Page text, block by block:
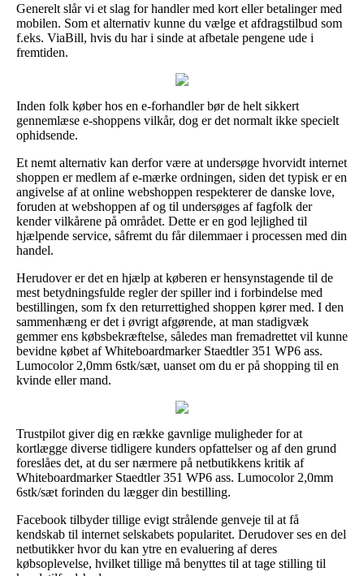
Generelt slår vi et slag for handler med kort eller betalinger med
mobilen. Som et alternativ kunne du vælge et afdragstilbud som
f.eks. ViaBill, hvis du har i sinde at afbetale pengene ude i
fremtiden.
Inden folk køber hos en e-forhandler bør de helt sikkert
gennemlæse e-shoppens vilkår, dog er det normalt ikke specielt
ophidsende.
Et nemt alternativ kan derfor være at undersøge hvorvidt internet
shoppen er medlem af e-mærke ordningen, siden det typisk er en
angivelse af at online webshoppen respekterer de danske love,
foruden at webshoppen af og til undersøges af fagfolk der
kender vilkårene på området. Dette er en god lejlighed til
hjælpende service, såfremt du får dilemmaer i processen med din
handel.
Herudover er det en hjælp at køberen er hensynstagende til de
mest betydningsfulde regler der spiller ind i forbindelse med
bestillingen, som fx den returrettighed shoppen kører med. I den
sammenhæng er det i øvrigt afgørende, at man stadigvæk
gemmer ens købsbekræftelse, således man fremadrettet vil kunne
bevidne købet af Whiteboardmarker Staedtler 351 WP6 ass.
Lumocolor 2,0mm 6stk/sæt, uanset om du er på shopping til en
kvinde eller mand.
Trustpilot giver dig en række gavnlige muligheder for at
kortlægge diverse tidligere kunders opfattelser og af den grund
foreslåes det, at du ser nærmere på netbutikkens kritik af
Whiteboardmarker Staedtler 351 WP6 ass. Lumocolor 2,0mm
6stk/sæt forinden du lægger din bestilling.
Facebook tilbyder tillige evigt strålende genveje til at få
kendskab til internet selskabets popularitet. Derudover ses en del
netbutikker hvor du kan ytre en evaluering af deres
købsoplevelse, hvilket tillige må benyttes til at tage stilling til